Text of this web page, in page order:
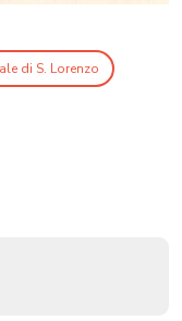
di S. Lorenzo